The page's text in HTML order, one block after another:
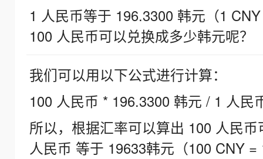
1 人民币等于 196.3300 韩元（1
100 人民币可以兑换成多少韩元呢？
我们可以用以下公式进行计算：
100 人民币 * 196.3300 韩元 / 1 人民
所以，根据汇率可以算出 100 人民
人民币 等于 19633韩元（100 CNY =